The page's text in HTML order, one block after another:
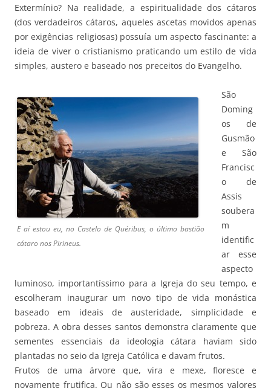
Extermínio? Na realidade, a espiritualidade dos cátaros
(dos verdadeiros cátaros, aqueles ascetas movidos apenas
por exigências religiosas) possuía um aspecto fascinante: a
ideia de viver o cristianismo praticando um estilo de vida
simples, austero e baseado nos preceitos do Evangelho.
E aí estou eu, no Castelo de Quéribus, o último bastião
cátaro nos Pirineus.
São
Doming
os de
Gusmão
e São
Francisc
o de
Assis
soubera
m
identific
ar esse
aspecto
luminoso, importantíssimo para a Igreja do seu tempo, e
escolheram inaugurar um novo tipo de vida monástica
baseado em ideais de austeridade, simplicidade e
pobreza. A obra desses santos demonstra claramente que
sementes essenciais da ideologia cátara haviam sido
plantadas no seio da Igreja Católica e davam frutos.
Frutos de uma árvore que, vira e mexe, floresce e
novamente frutifica. Ou não são esses os mesmos valores